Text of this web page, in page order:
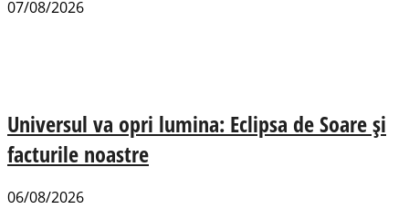
07/08/2026
Universul va opri lumina: Eclipsa de Soare și
facturile noastre
06/08/2026